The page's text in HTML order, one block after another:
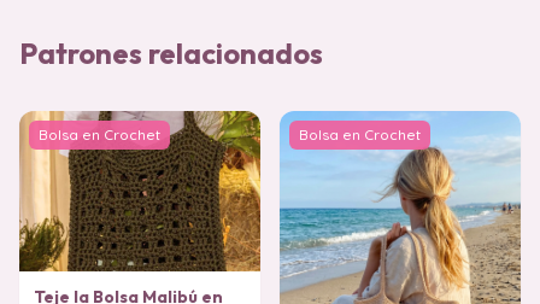
Patrones relacionados
Bolsa en Crochet
Teje la Bolsa Malibú en
Bolsa en Crochet